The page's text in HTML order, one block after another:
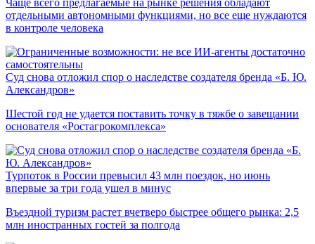
Чаще всего предлагаемые на рынке решения обладают
отдельными автономными функциями, но все еще нуждаются
в контроле человека
Суд снова отложил спор о наследстве создателя бренда «Б. Ю.
Александров»
Шестой год не удается поставить точку в тяжбе о завещании
основателя «Ростагрокомплекса»
Турпоток в России превысил 43 млн поездок, но июнь
впервые за три года ушел в минус
Въездной туризм растет вчетверо быстрее общего рынка: 2,5
млн иностранных гостей за полгода